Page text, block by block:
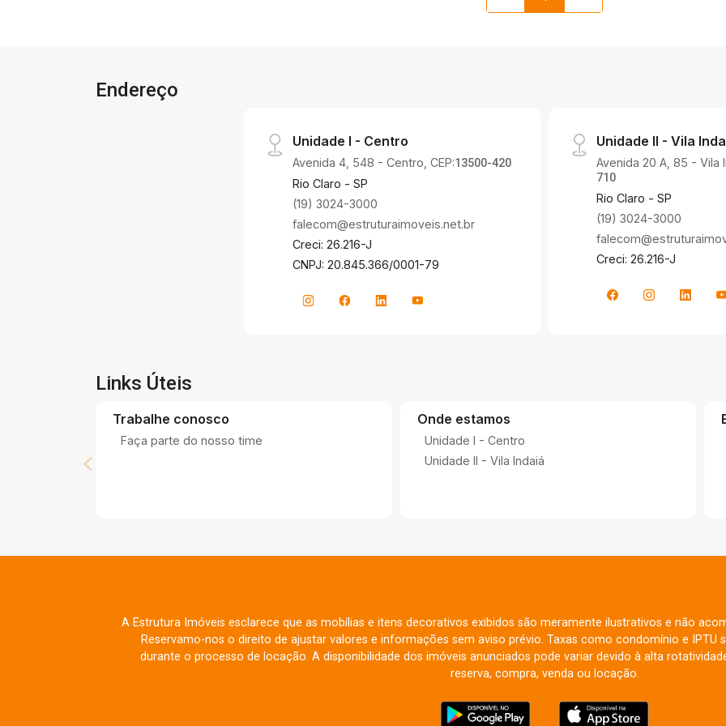
Não deixe essa oportunidade passar,
agende agora mesmo sua visita!
Endereço
Unidade I - Centro
Avenida 4, 548 - Centro, CEP:13500-420
Rio Claro - SP
(19) 3024-3000
falecom@estruturaimoveis.net.br
Creci: 26.216-J
CNPJ: 20.845.366/0001-79
Unidade II - Vila
Avenida 20 A, 85 - Vila
710
Rio Claro - SP
(19) 3024-3000
Creci: 26.216-J
Links Úteis
Trabalhe conosco
Faça parte do nosso time
Onde estamos
Unidade I - Centro
Unidade II - Vila Indaiá
A Estrutura Imóveis esclarece que as mobílias e itens decorativos exibidos são meramente ilustrativos e não
Reservamo-nos o direito de ajustar valores e informações sem aviso prévio. Taxas como condomínio e
durante o processo de locação. A disponibilidade dos imóveis anunciados pode variar devido à alta
reserva, compra, venda ou locação.